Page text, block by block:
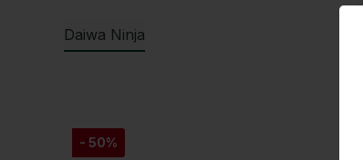
Daiwa Ninja
- 50%